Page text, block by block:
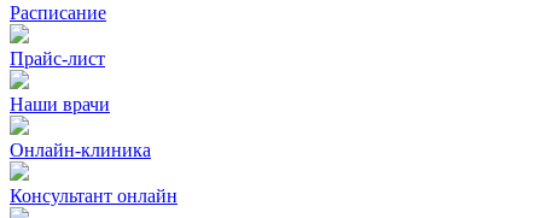
Расписание
Прайс-лист
Наши врачи
Онлайн-клиника
Консультант онлайн